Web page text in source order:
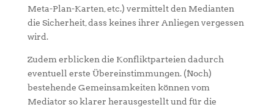
Meta-Plan-Karten, etc.) vermittelt den Medianten
die Sicherheit, dass keines ihrer Anliegen vergessen
wird.
Zudem erblicken die Konfliktparteien dadurch
eventuell erste Übereinstimmungen. (Noch)
bestehende Gemeinsamkeiten können vom
Mediator so klarer herausgestellt und für die